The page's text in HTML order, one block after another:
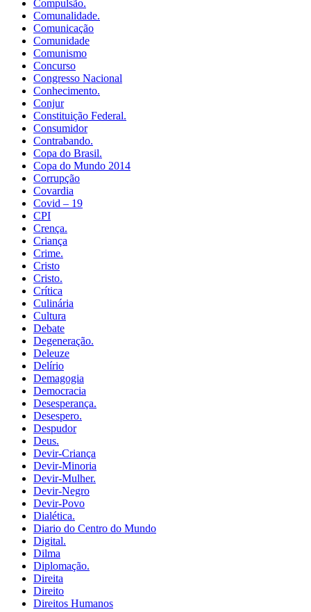
Compulsão.
Comunalidade.
Comunicação
Comunidade
Comunismo
Concurso
Congresso Nacional
Conhecimento.
Conjur
Constituição Federal.
Consumidor
Contrabando.
Copa do Brasil.
Copa do Mundo 2014
Corrupção
Covardia
Covid – 19
CPI
Crença.
Criança
Crime.
Cristo
Cristo.
Crítica
Culinária
Cultura
Debate
Degeneração.
Deleuze
Delírio
Demagogia
Democracia
Desesperança.
Desespero.
Despudor
Deus.
Devir-Criança
Devir-Minoria
Devir-Mulher.
Devir-Negro
Devir-Povo
Dialética.
Diario do Centro do Mundo
Digital.
Dilma
Diplomação.
Direita
Direito
Direitos Humanos